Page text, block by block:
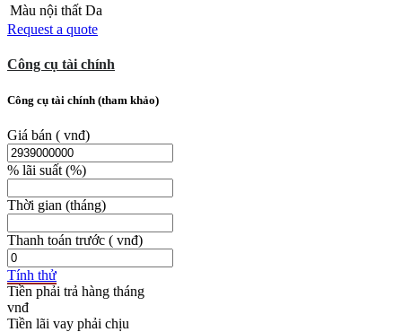
Màu nội thất Da
Request a quote
Công cụ tài chính
Công cụ tài chính (tham khảo)
Giá bán ( vnđ)
% lãi suất (%)
Thời gian (tháng)
Thanh toán trước ( vnđ)
Tính thử
Tiền phải trả hàng tháng
Tiền lãi vay phải chịu